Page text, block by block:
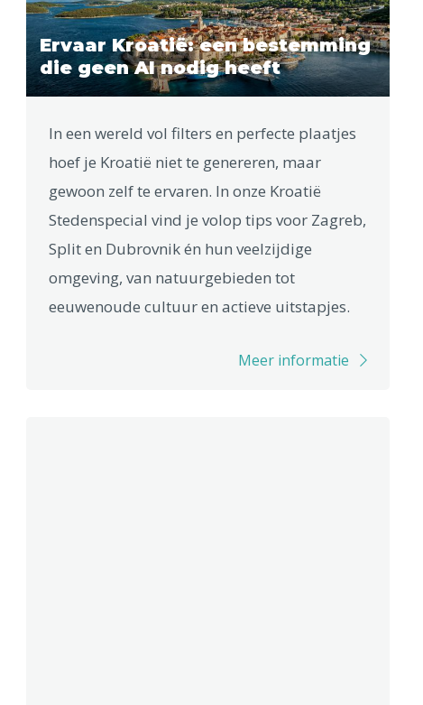
Ervaar Kroatië: een bestemming
die geen AI nodig heeft
In een wereld vol filters en perfecte plaatjes
hoef je Kroatië niet te genereren, maar
gewoon zelf te ervaren. In onze Kroatië
Stedenspecial vind je volop tips voor Zagreb,
Split en Dubrovnik én hun veelzijdige
omgeving, van natuurgebieden tot
eeuwenoude cultuur en actieve uitstapjes.
Meer informatie